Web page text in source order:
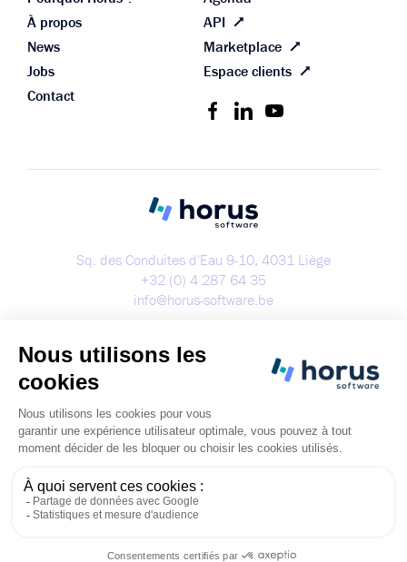
À propos
News
Jobs
Contact
API
Marketplace
Espace clients
Sq. des Conduites d'Eau 9-10, 4031 Liège
+32 (0) 4 287 64 35
info@horus-software.be
Démo
Copyright 2023 - Tous droits réservés
Cookies
Condition générales d'utilisation